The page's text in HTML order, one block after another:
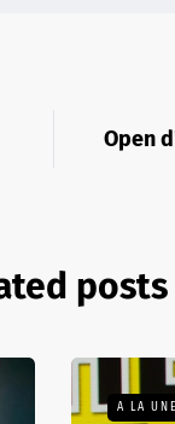
Open
posts
A LA UNE